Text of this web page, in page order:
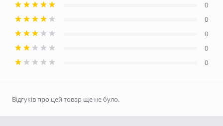
0
0
0
0
0
Відгуків про цей товар ще не було.